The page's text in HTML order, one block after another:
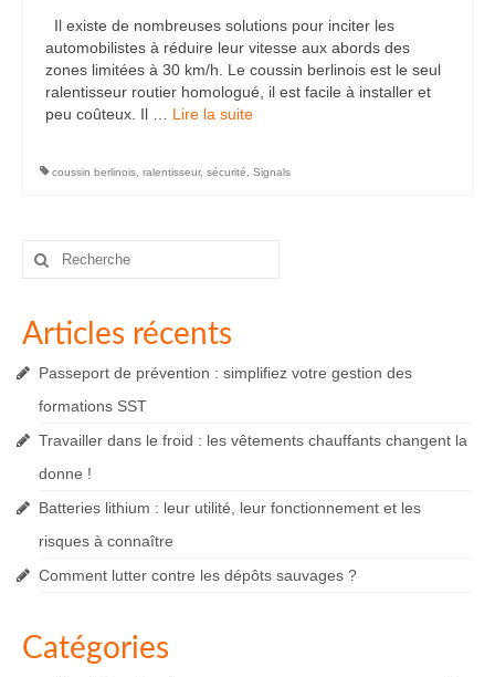
Il existe de nombreuses solutions pour inciter les
automobilistes à réduire leur vitesse aux abords des
zones limitées à 30 km/h. Le coussin berlinois est le seul
ralentisseur routier homologué, il est facile à installer et
peu coûteux. Il … Lire la suite­­
coussin berlinois ralentisseur, sécurité Signals
Rechercher
Articles récents
Passeport de prévention : simplifiez votre gestion des
formations SST
Travailler dans le froid : les vêtements chauffants changent la
donne !
Batteries lithium : leur utilité, leur fonctionnement et les
risques à connaître
Comment lutter contre les dépôts sauvages ?
Catégories